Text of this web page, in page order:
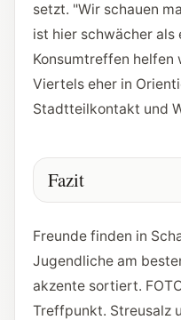
setzt. "Wir schauen
ist hier schwächer als
Konsumtreffen helfen
Viertels eher in
Stadtteilkontakt und
Fazit
Freunde finden in
Jugendliche am
akzente sortiert.
Treffpunkt. Streusalz